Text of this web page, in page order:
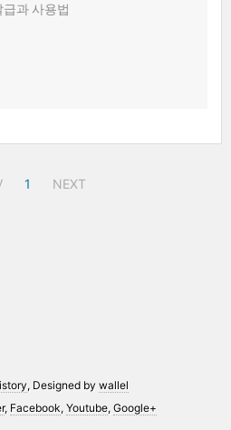
과 사용법
1 NEXT
, Designed by wallel
, Facebook, Youtube, Google+